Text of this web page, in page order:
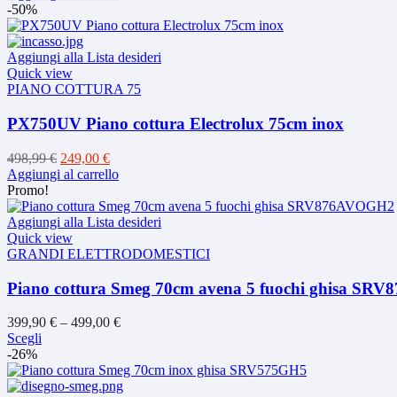
era:
420,00 €.
è:
-50%
Aggiungi alla Lista desideri
Quick view
PIANO COTTURA 75
PX750UV Piano cottura Electrolux 75cm inox
498,99€ Il
prezzo
era:
498,99 €.
249,00 €Il
prezzo
è:
249,00 €.
Aggiungi al carrello
Promo!
Aggiungi alla Lista desideri
Quick view
GRANDI ELETTRODOMESTICI
Piano cottura Smeg 70cm avena 5 fuochi ghisa
399,90 € – 499,00 €
Scegli
ha
più
-26%